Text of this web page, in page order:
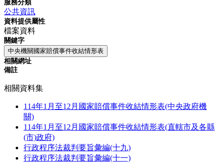
服務分類
公共資訊
資料提供屬性
檔案資料
關鍵字
中央機關國家賠償事件收結情形表
相關網址
備註
相關資料集
114年1月至12月國家賠償事件收結情形表(中央政府機
關)
114年1月至12月國家賠償事件收結情形表(直轄市及各縣
(市)政府)
行政程序法裁判要旨彙編(十九)
行政程序法裁判要旨彙編(十一)